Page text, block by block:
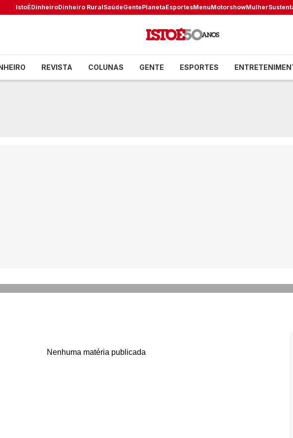
IstoÉDinheiroDinheiro RuralSaúdeGentePlanetaEsportesMenuMotorshowMulher
REVISTA COLUNAS GENTE ESPORTES
Nenhuma matéria publicada